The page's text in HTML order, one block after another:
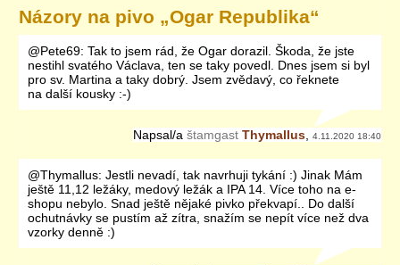
Názory na pivo „Ogar Republika“
@Pete69: Tak to jsem rád, že Ogar dorazil. Škoda, že jste
nestihl svatého Václava, ten se taky povedl. Dnes jsem si byl
pro sv. Martina a taky dobrý. Jsem zvědavý, co řeknete
na další kousky :-)
Napsal/a štamgast Thymallus 4.11.2020 18:40
@Thymallus: Jestli nevadí, tak navrhuji tykání :) Jinak Mám
ještě 11,12 ležáky, medový ležák a IPA 14. Více toho na e-
shopu nebylo. Snad ještě nějaké pivko překvapí.. Do další
ochutnávky se pustím až zítra, snažím se nepít více než dva
vzorky denně :)